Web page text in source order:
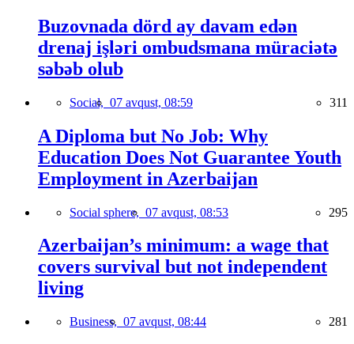
Buzovnada dörd ay davam edən
drenaj işləri ombudsmana müraciətə
səbəb olub
Social, 07 avqust, 08:59 311
A Diploma but No Job: Why
Education Does Not Guarantee Youth
Employment in Azerbaijan
Social sphere, 07 avqust, 08:53 295
Azerbaijan’s minimum: a wage that
covers survival but not independent
living
Business, 07 avqust, 08:44 281